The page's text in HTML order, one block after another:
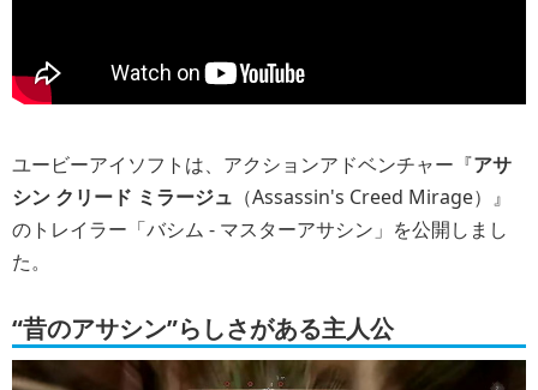
ユービーアイソフトは、アクションアドベンチャー『アサ
シン クリード ミラージュ （Assassin's Creed Mirage）』
のトレイラー「バシム - マスターアサシン」を公開しまし
た。
“昔のアサシン”らしさがある主人公